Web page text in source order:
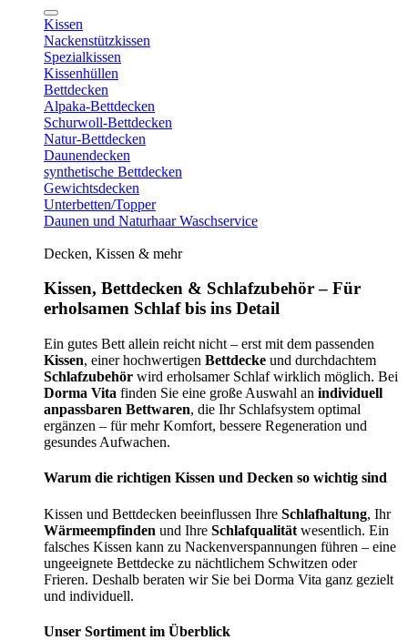
Kissen
Nackenstützkissen
Spezialkissen
Kissenhüllen
Bettdecken
Alpaka-Bettdecken
Schurwoll-Bettdecken
Natur-Bettdecken
Daunendecken
synthetische Bettdecken
Gewichtsdecken
Unterbetten/Topper
Daunen und Naturhaar Waschservice
Decken, Kissen & mehr
Kissen, Bettdecken & Schlafzubehör – Für
erholsamen Schlaf bis ins Detail
Ein gutes Bett allein reicht nicht – erst mit dem passenden
Kissen, einer hochwertigen Bettdecke und durchdachtem
Schlafzubehör wird erholsamer Schlaf wirklich möglich. Bei
Dorma Vita finden Sie eine große Auswahl an individuell
anpassbaren Bettwaren, die Ihr Schlafsystem optimal
ergänzen – für mehr Komfort, bessere Regeneration und
gesundes Aufwachen.
Warum die richtigen Kissen und Decken so wichtig sind
Kissen und Bettdecken beeinflussen Ihre Schlafhaltung, Ihr
Wärmeempfinden und Ihre Schlafqualität wesentlich. Ein
falsches Kissen kann zu Nackenverspannungen führen – eine
ungeeignete Bettdecke zu nächtlichem Schwitzen oder
Frieren. Deshalb beraten wir Sie bei Dorma Vita ganz gezielt
und individuell.
Unser Sortiment im Überblick